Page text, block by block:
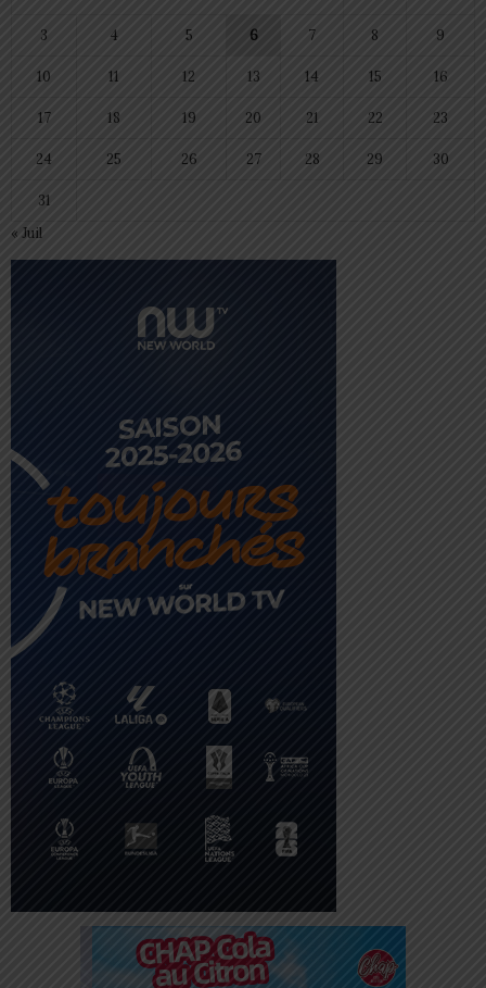
3 4 5 6 7 8 9
10 11 12 13 14 15 16
17 18 19 20 21 22 23
24 25 26 27 28 29 30
31
« Juil